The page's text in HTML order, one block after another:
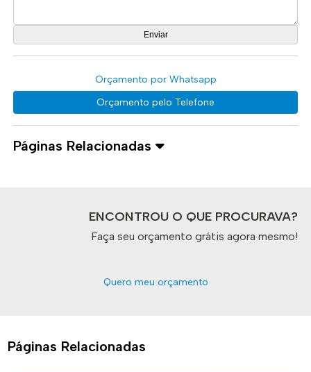
Orçamento por Whatsapp
Orçamento pelo Telefone
Páginas Relacionadas
ENCONTROU O QUE PROCURAVA?
Faça seu orçamento grátis agora mesmo!
Quero meu orçamento
Páginas Relacionadas